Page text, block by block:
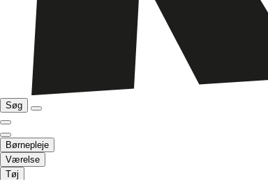
Søg
Børnepleje
Værelse
Tøj